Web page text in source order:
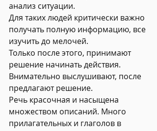
анализ ситуации.
Для таких людей критически важно
получать полную информацию, все
изучить до мелочей.
Только после этого, принимают
решение начинать действия.
Внимательно выслушивают, после
предлагают решение.
Речь красочная и насыщена
множеством описаний. Много
прилагательных и глаголов в